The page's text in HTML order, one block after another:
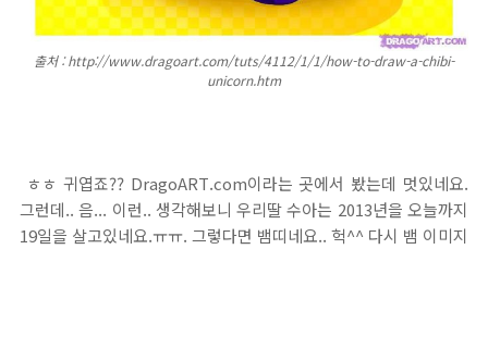
출처 : http://www.dragoart.com/tuts/4112/1/1/how-to-draw-a-chibi-
unicorn.htm
ㅎㅎ 귀엽죠?? DragoART.com이라는 곳에서 봤는데 멋있네요.
그런데.. 음... 이런.. 생각해보니 우리딸 수아는 2013년을 오늘까지
19일을 살고있네요.ㅠㅠ. 그렇다면 뱀띠네요.. 헉^^ 다시 뱀 이미지